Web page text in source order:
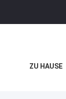
ZU HAUSE